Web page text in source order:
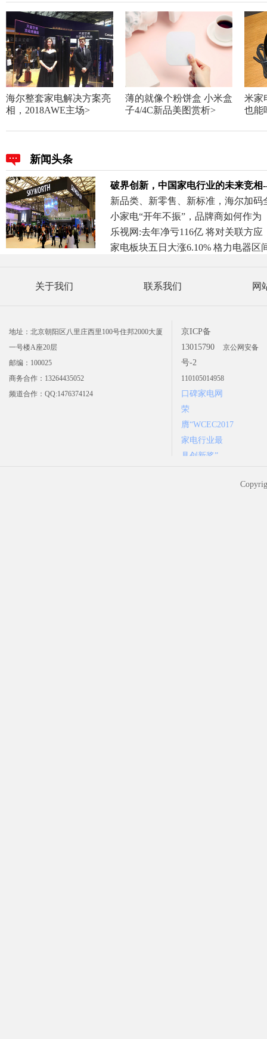
海尔整套家电解决方案亮
相，2018AWE主场>
薄的就像个粉饼盒 小米盒
子4/4C新品美图赏析>
米家
也能
新闻头条
破界创新，中国家电行业的未来竞相
新品类、新零售、新标准，海尔加码
小家电“开年不振”，品牌商如何作为
乐视网:去年净亏116亿 将对关联方应
家电板块五日大涨6.10% 格力电器区
关于我们 联系我们 网
地址：北京朝阳区八里庄西里100号住邦2000大厦
一号楼A座20层
邮编：100025
商务合作：13264435052
频道合作：QQ:1476374124
京ICP备
13015790
号-2
京公网安备
110105014958
口碑家电网
荣
膺“WCEC2017
家电行业最
具创新奖”